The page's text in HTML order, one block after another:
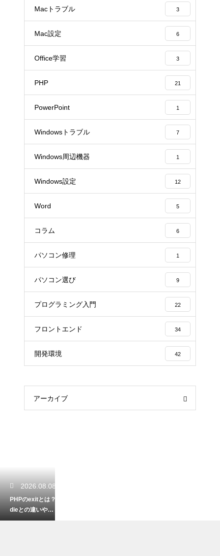
Macトラブル 3
Mac設定 6
Office学習 3
PHP 21
PowerPoint 1
Windowsトラブル 7
Windows周辺機器 1
Windows設定 12
Word 5
コラム 6
パソコン修理 1
パソコン選び 9
プログラミング入門 22
フロントエンド 34
開発環境 42
アーカイブ
2026.08.08
PHPのexitとは？
dieとの違いや処
理を終了させる